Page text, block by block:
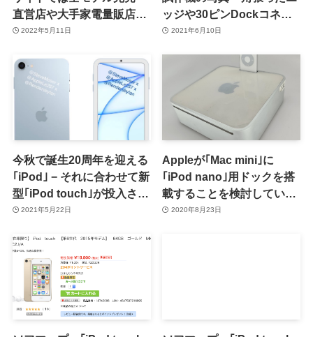
直営店や大手家電量販店で
の在庫も残り僅かに
2022年5月11日
ッジや30ピンDockコネク
タ搭載など製品版とは異な
2021年6月10日
今秋で誕生20周年を迎える
｢iPod｣ − それに合わせて新
型｢iPod touch｣が投入され
るとの噂（希望的観測）
2021年5月22日
Appleが｢Mac mini｣に
｢iPod nano｣用ドックを搭
載することを検討していた
事が明らかに（追記）
2020年8月23日